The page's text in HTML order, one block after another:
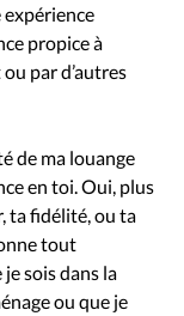
Culture
Trait d'Ixène
propice à
par d’autres
de ma louange
en toi. Oui, plus
ta fidélité, ou ta
tout
sois dans la
ou que je